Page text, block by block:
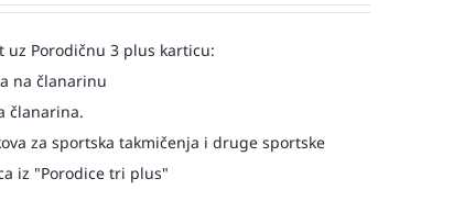
uz Porodičnu 3 plus karticu:
na članarinu
članarina.
za sportska takmičenja i druge sportske
iz "Porodice tri plus"